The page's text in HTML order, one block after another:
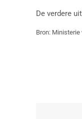
De verdere
Bron: